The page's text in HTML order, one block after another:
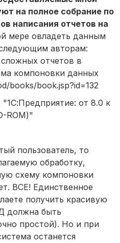
на полное собрание по
написания отчетов на
мере овладеть данным
авторам:
отчетов в
компоновки данных
books/book.jsp?id=132
от 8.0 к
ROM)"
пользователь, то
обработку,
схему компоновки
ВСЕ! Единственное
получить красивую
должна быть
простой). Но и при
останется